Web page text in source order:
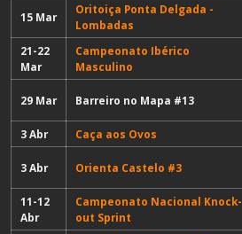
15 Mar
Oritoiça Ponta Delgada -
Lombadas
21-22
Mar
Campeonato Ibérico
Masculino
29 Mar Barreiro no Mapa #13
3 Abr
Caça aos Ovos
3 Abr Orienta Castelo #3
11-12
Abr
Campeonato Nacional Knock-
out Sprint